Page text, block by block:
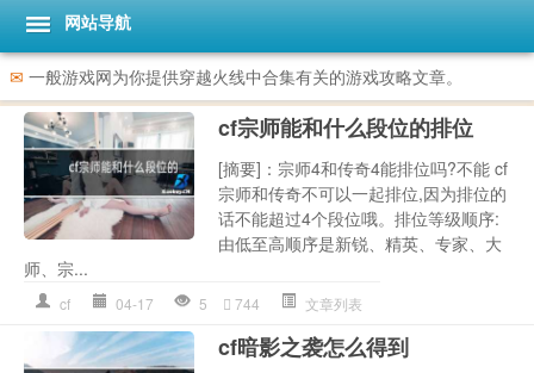
网站导航
✉ 一般游戏网为你提供穿越火线中合集有关的游戏攻略文章。
cf宗师能和什么段位的排位
[摘要]：宗师4和传奇4能排位吗?不能 cf
宗师和传奇不可以一起排位,因为排位的
话不能超过4个段位哦。排位等级顺序:
由低至高顺序是新锐、精英、专家、大
师、宗...
cf 04-17 5 744 文章列表
cf暗影之袭怎么得到